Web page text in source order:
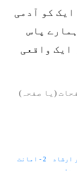
کو آدمی
پاس
ایک واقعی
(یا صفحہ)
2 - امانت